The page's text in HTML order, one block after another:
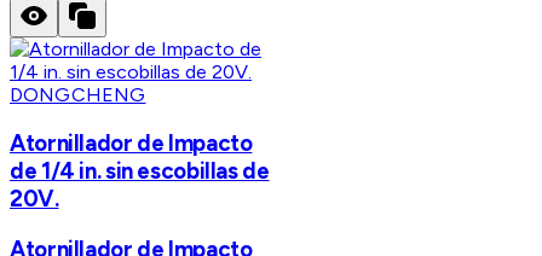
DONGCHENG
Atornillador de Impacto
de 1/4 in. sin escobillas de
20V.
Atornillador de Impacto